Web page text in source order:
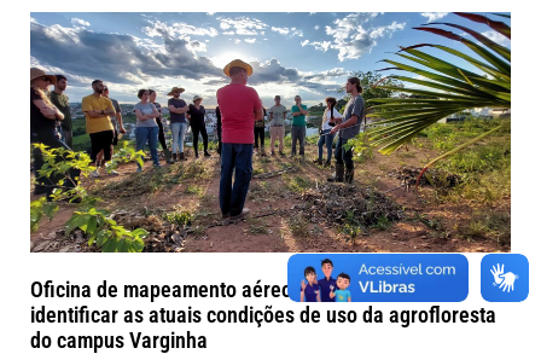
Oficina de mapeamento aéreo com drone vai
identificar as atuais condições de uso da agrofloresta
do campus Varginha